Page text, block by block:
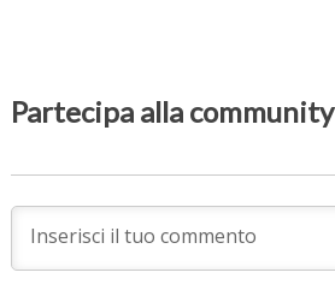
Partecipa alla community